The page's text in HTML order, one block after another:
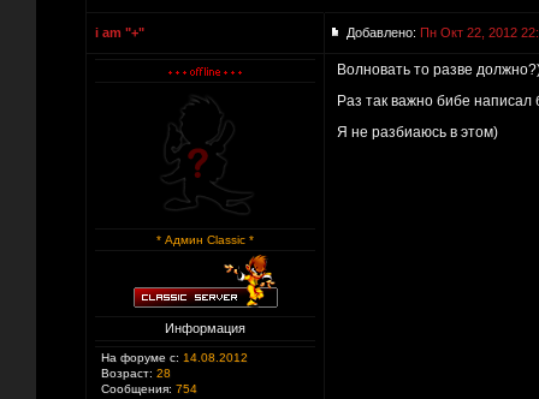
i am "+" Добавлено: Пн Окт 22, 2012
* Админ Classic *
Информация
На форуме с: 14.08.2012
Возраст: 28
Сообщения: 754
Волновать то разве
Раз так важно бибе написал
Я не разбиаюсь в этом)